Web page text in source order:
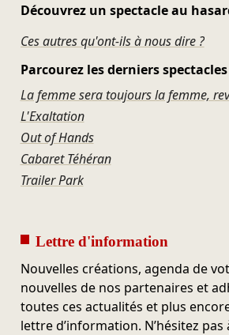
Découvrez un spectacle au
Ces autres qu'ont-ils à nous dire ?
Parcourez les derniers
La femme sera toujours la femme,
L'Exaltation
Out of Hands
Cabaret Téhéran
Trailer Park
Lettre d'information
Nouvelles créations, agenda de
nouvelles de nos partenaires et
toutes ces actualités et plus
lettre d’information. N’hésitez pas